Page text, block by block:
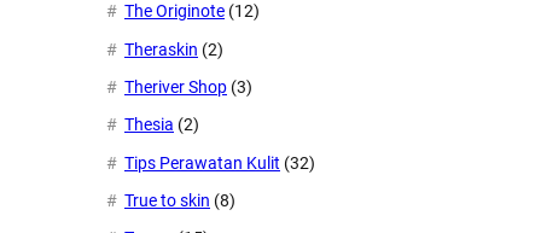
The Originote (12)
Theraskin (2)
Theriver Shop (3)
Thesia (2)
Tips Perawatan Kulit (32)
True to skin (8)